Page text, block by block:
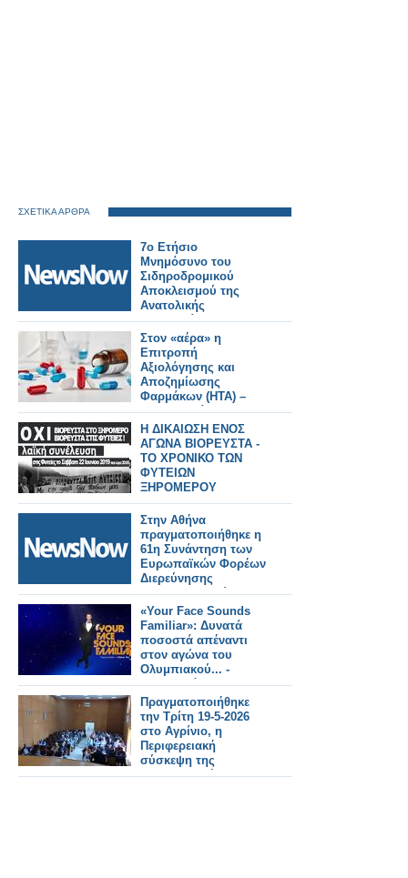
ΣΧΕΤΙΚΑ ΑΡΘΡΑ
7ο Ετήσιο
Μνημόσυνο του
Σιδηροδρομικού
Αποκλεισμού της
Ανατολικής
Μακεδονίας και
Θράκης.
Στον «αέρα» η
Επιτροπή
Αξιολόγησης και
Αποζημίωσης
Φαρμάκων (ΗΤΑ) –
Δεν μπορεί να
συνεδριάσει, σε
αναμονή δεκάδες
φάκελοι φαρμάκων
Η ΔΙΚΑΙΩΣΗ ΕΝΟΣ
ΑΓΩΝΑ ΒΙΟΡΕΥΣΤΑ -
ΤΟ ΧΡΟΝΙΚΟ ΤΩΝ
ΦΥΤΕΙΩΝ
ΞΗΡΟΜΕΡΟΥ
Στην Αθήνα
πραγματοποιήθηκε η
61η Συνάντηση των
Ευρωπαϊκών Φορέων
Διερεύνησης
Σιδηροδρομικών
Ατυχημάτων»
«Your Face Sounds
Familiar»: Δυνατά
ποσοστά απέναντι
στον αγώνα του
Ολυμπιακού... -
Αναλυτικά τα 15'
Πραγματοποιήθηκε
την Τρίτη 19-5-2026
στο Αγρίνιο, η
Περιφερειακή
σύσκεψη της
Συντονιστικής